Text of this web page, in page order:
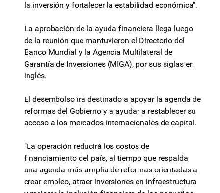
la inversión y fortalecer la estabilidad económica".
La aprobación de la ayuda financiera llega luego
de la reunión que mantuvieron el Directorio del
Banco Mundial y la Agencia Multilateral de
Garantía de Inversiones (MIGA), por sus siglas en
inglés.
El desembolso irá destinado a apoyar la agenda de
reformas del Gobierno y a ayudar a restablecer su
acceso a los mercados internacionales de capital.
"La operación reducirá los costos de
financiamiento del país, al tiempo que respalda
una agenda más amplia de reformas orientadas a
crear empleo, atraer inversiones en infraestructura